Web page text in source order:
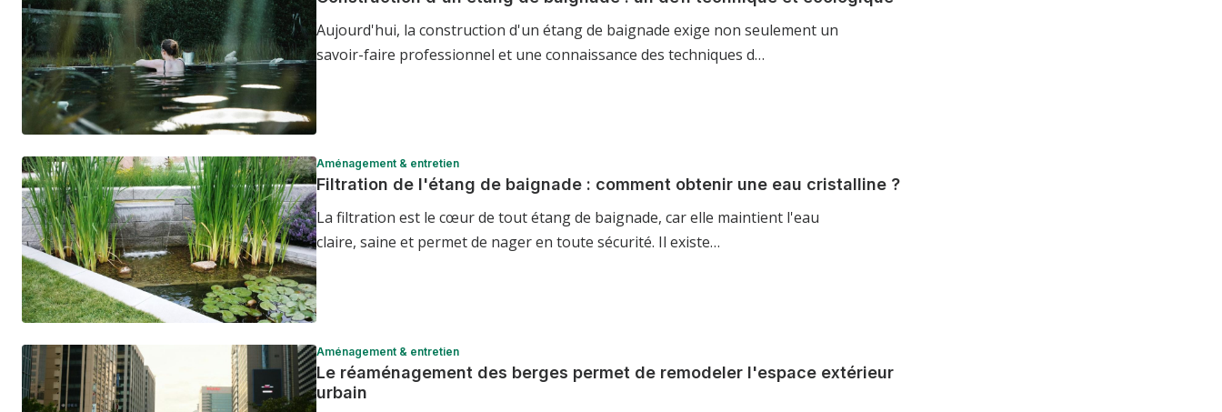
Aujourd'hui, la construction d'un étang de baignade exige non seulement un
savoir-faire professionnel et une connaissance des techniques d…
Aménagement & entretien
Filtration de l'étang de baignade : comment obtenir une eau cristalline ?
La filtration est le cœur de tout étang de baignade, car elle maintient l'eau
claire, saine et permet de nager en toute sécurité. Il existe…
Aménagement & entretien
Le réaménagement des berges permet de remodeler l'espace extérieur
urbain